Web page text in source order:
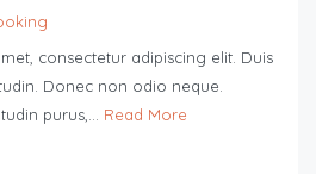
consectetur adipiscing elit. Duis
Donec non odio neque.
purus,... Read More